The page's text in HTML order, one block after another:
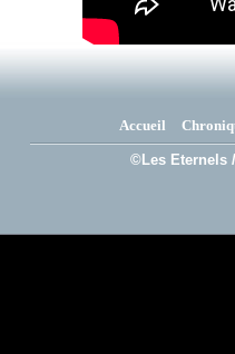
Accueil
©Les Eternels